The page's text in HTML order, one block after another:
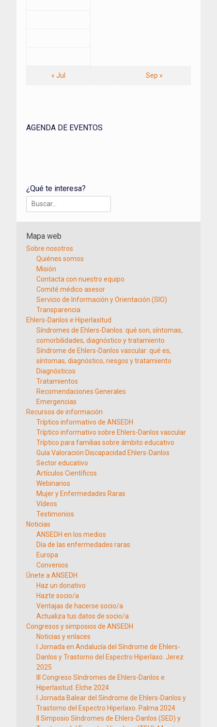
« Jul Sep »
AGENDA DE EVENTOS
¿Qué te interesa?
Buscar:
Mapa web
Sobre nosotros
Quiénes somos
Misión
Contacta con nuestro equipo
Comité médico asesor
Servicio de Información y Orientación (SIO)
Transparencia
Ehlers-Danlos e Hiperlaxitud
Síndromes de Ehlers-Danlos: qué son, síntomas,
comorbilidades, diagnóstico y tratamiento
Síndrome de Ehlers-Danlos vascular: qué es,
síntomas, diagnóstico, riesgos y tratamiento
Diagnósticos
Tratamientos
Recomendaciones Generales
Emergencias
Recursos de información
Tríptico informativo de ANSEDH
Tríptico informativo sobre Ehlers-Danlos vascular
Tríptico para familias sobre ámbito educativo
Guía Valoración Discapacidad Ehlers-Danlos
Sector educativo
Artículos Científicos
Webinarios
Mujer y Enfermedades Raras
Vídeos
Testimonios
Noticias
ANSEDH en los medios
Día de las enfermedades raras
Europa
Convenios
Únete a ANSEDH
Haz un donativo
Hazte socio/a
Ventajas de hacerse socio/a
Actualiza tus datos de socio/a
Congresos y simposios de ANSEDH
Noticias y enlaces
I Jornada en Andalucía del Síndrome de Ehlers-
Danlos y Trastorno del Espectro Hiperlaxo. Jerez
2025
III Congreso Síndromes de Ehlers-Danlos e
Hiperlaxitud. Elche 2024
I Jornada Balear del Síndrome de Ehlers-Danlos y
Trastorno del Espectro Hiperlaxo. Palma 2024
II Simposio Síndromes de Ehlers-Danlos (SED) y